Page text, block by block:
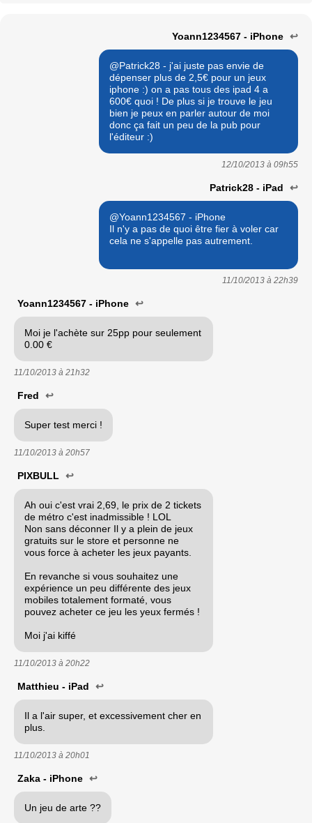
Yoann1234567 - iPhone ↩
@Patrick28 - j'ai juste pas envie de
dépenser plus de 2,5€ pour un jeux
iphone :) on a pas tous des ipad 4 a
600€ quoi ! De plus si je trouve le jeu
bien je peux en parler autour de moi
donc ça fait un peu de la pub pour
l'éditeur :)
12/10/2013 à 09h55
Patrick28 - iPad ↩
@Yoann1234567 - iPhone
Il n'y a pas de quoi être fier à voler car
cela ne s'appelle pas autrement.
11/10/2013 à 22h39
Yoann1234567 - iPhone ↩
Moi je l'achète sur 25pp pour seulement
0.00 €
11/10/2013 à 21h32
Fred ↩
Super test merci !
11/10/2013 à 20h57
PIXBULL ↩
Ah oui c'est vrai 2,69, le prix de 2 tickets
de métro c'est inadmissible ! LOL
Non sans déconner Il y a plein de jeux
gratuits sur le store et personne ne
vous force à acheter les jeux payants.
En revanche si vous souhaitez une
expérience un peu différente des jeux
mobiles totalement formaté, vous
pouvez acheter ce jeu les yeux fermés !
Moi j'ai kiffé
11/10/2013 à 20h22
Matthieu - iPad ↩
Il a l'air super, et excessivement cher en
plus.
11/10/2013 à 20h01
Zaka - iPhone ↩
Un jeu de arte ??